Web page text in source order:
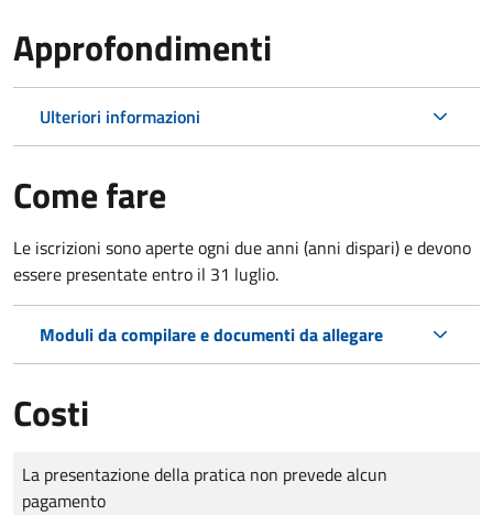
Approfondimenti
Ulteriori informazioni
Come fare
Le iscrizioni sono aperte ogni due anni (anni dispari) e devono
essere presentate entro il 31 luglio.
Moduli da compilare e documenti da allegare
Costi
Tipo di pagamento
Importo
La presentazione della pratica non prevede alcun
pagamento